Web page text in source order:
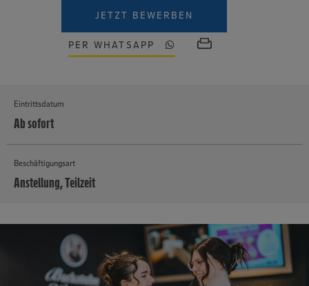
JETZT BEWERBEN
PER WHATSAPP
Eintrittsdatum
Ab sofort
Beschäftigungsart
Anstellung, Teilzeit